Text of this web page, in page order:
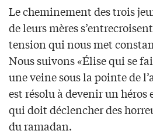
Le cheminement des trois
de leurs mères
tension qui nous met
Nous suivons «Élise qui se
une veine sous la pointe de
est résolu à devenir un héros
qui doit déclencher des
du ramadan.